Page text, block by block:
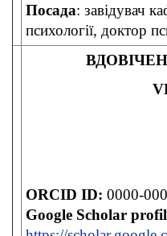
Посада: завідувач
психології, доктор
ORCID ID: 0000-
Google Scholar